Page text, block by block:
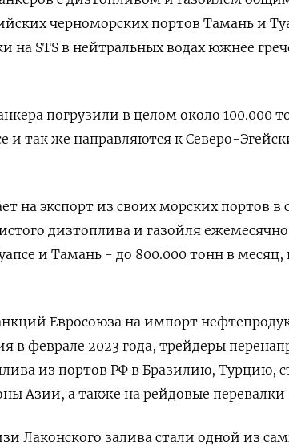
черноморских портов Тамань и
на STS в нейтральных водах южнее
погрузили в целом около 100.000
и так же направляются к Северо-
на экспорт из своих морских портов в
дизтоплива и газойля
и Тамань - до 800.000 тонн в
Евросоюза на импорт
в феврале 2023 года, трейдеры
из портов РФ в Бразилию, Турцию,
Азии, а также на рейдовые перевалки
Лаконского залива стали одной из